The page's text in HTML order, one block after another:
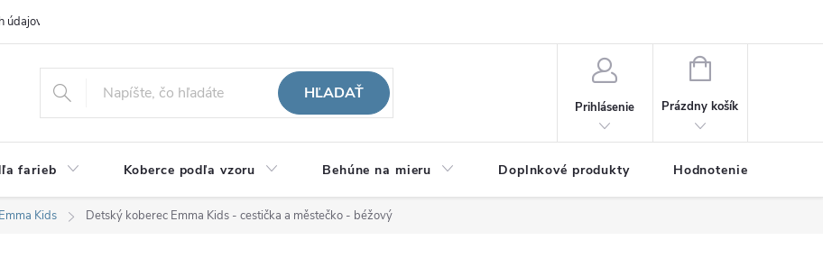
údajov
HĽADAŤ
Prihlásenie
NÁKUPNÝ
Prázdny košík
farieb Koberce podľa vzoru Behúne na mieru Doplnkové produkty Hodnotenie obchodu
Emma Kids Detský koberec Emma Kids - cestička a městečko - béžový